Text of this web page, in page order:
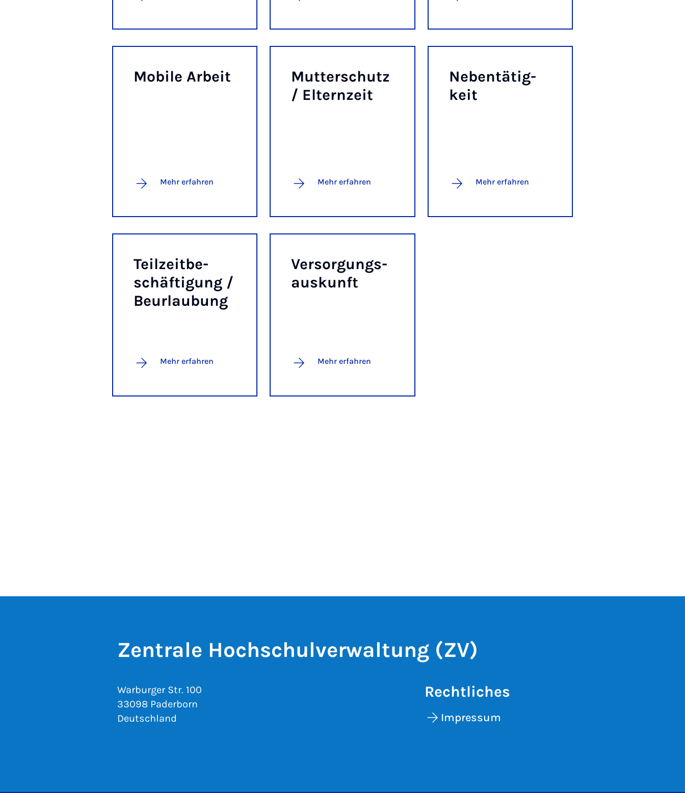
Mo­bi­le Ar­beit
Mehr erfahren
Mut­ter­schutz
/ El­tern­zeit
Mehr erfahren
Ne­ben­tä­tig­
keit
Mehr erfahren
Teil­zeit­be­
schäf­ti­gung /
Be­ur­lau­bung
Mehr erfahren
Ver­sor­gungs­
aus­kunft
Mehr erfahren
Zentrale Hochschulverwaltung (ZV)
Warburger Str. 100
33098 Paderborn
Deutschland
Rechtliches
Impressum